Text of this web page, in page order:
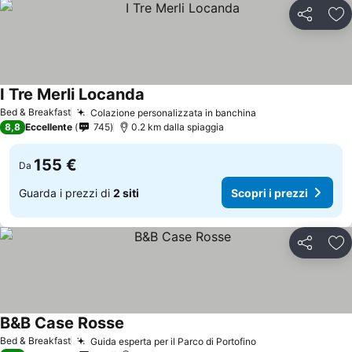
Condividi
Bed & Breakfast Colazione personalizzata in banchina
I Tre Merli Locanda
8,8 Eccellente 745 0.2 km dalla spiaggia
Da 155 €
Guarda i prezzi di 2 siti Scopri i prezzi
Condividi
Bed & Breakfast Guida esperta per il Parco di Portofino
B&B Case Rosse